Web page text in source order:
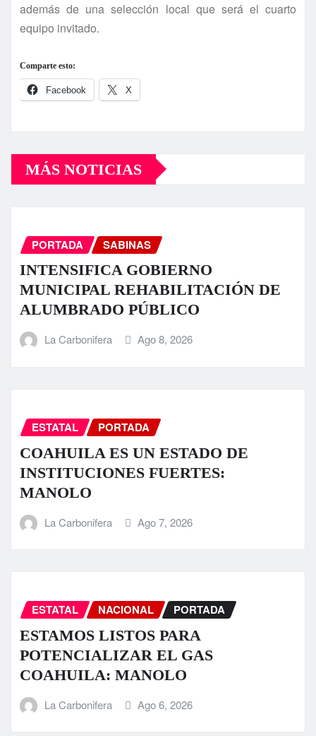
además de una selección local que será el cuarto
equipo invitado.
Comparte esto:
Facebook X
MÁS NOTICIAS
PORTADA SABINAS
INTENSIFICA GOBIERNO
MUNICIPAL REHABILITACIÓN DE
ALUMBRADO PÚBLICO
La Carbonifera Ago 8, 2026
ESTATAL PORTADA
COAHUILA ES UN ESTADO DE
INSTITUCIONES FUERTES:
MANOLO
La Carbonifera Ago 7, 2026
ESTATAL NACIONAL PORTADA
ESTAMOS LISTOS PARA
POTENCIALIZAR EL GAS
COAHUILA: MANOLO
La Carbonifera Ago 6, 2026